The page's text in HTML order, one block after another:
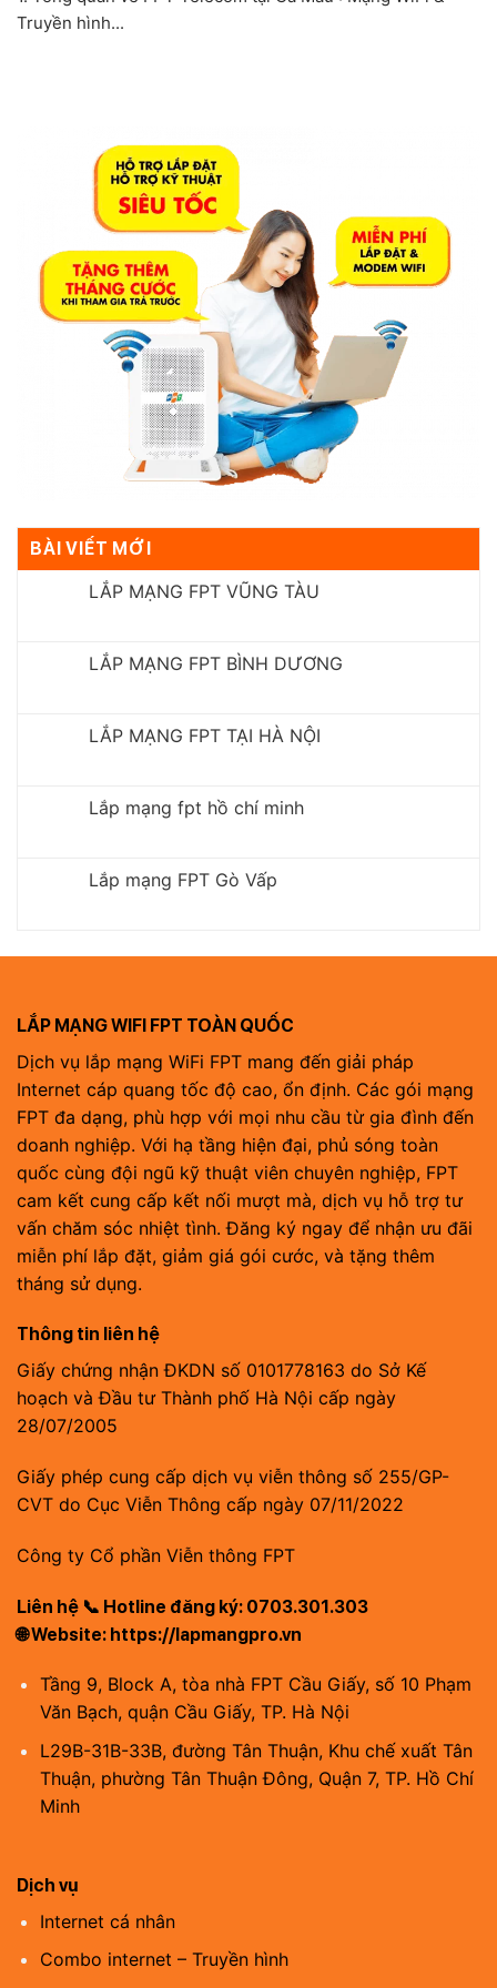
Truyền hình...
BÀI VIẾT MỚI
LẮP MẠNG FPT VŨNG TÀU
LẮP MẠNG FPT BÌNH DƯƠNG
LẮP MẠNG FPT TẠI HÀ NỘI
Lắp mạng fpt hồ chí minh
Lắp mạng FPT Gò Vấp
LẮP MẠNG WIFI FPT TOÀN QUỐC
Dịch vụ lắp mạng WiFi FPT mang đến giải pháp
Internet cáp quang tốc độ cao, ổn định. Các gói mạng
FPT đa dạng, phù hợp với mọi nhu cầu từ gia đình đến
doanh nghiệp. Với hạ tầng hiện đại, phủ sóng toàn
quốc cùng đội ngũ kỹ thuật viên chuyên nghiệp, FPT
cam kết cung cấp kết nối mượt mà, dịch vụ hỗ trợ tư
vấn chăm sóc nhiệt tình. Đăng ký ngay để nhận ưu đãi
miễn phí lắp đặt, giảm giá gói cước, và tặng thêm
tháng sử dụng.
Thông tin liên hệ
Giấy chứng nhận ĐKDN số 0101778163 do Sở Kế
hoạch và Đầu tư Thành phố Hà Nội cấp ngày
28/07/2005
Giấy phép cung cấp dịch vụ viễn thông số 255/GP-
CVT do Cục Viễn Thông cấp ngày 07/11/2022
Công ty Cổ phần Viễn thông FPT
Liên hệ 📞 Hotline đăng ký: 0703.301.303
🌐 Website: https://lapmangpro.vn
Tầng 9, Block A, tòa nhà FPT Cầu Giấy, số 10 Phạm
Văn Bạch, quận Cầu Giấy, TP. Hà Nội
L29B-31B-33B, đường Tân Thuận, Khu chế xuất Tân
Thuận, phường Tân Thuận Đông, Quận 7, TP. Hồ Chí
Minh
Dịch vụ
Internet cá nhân
Combo internet – Truyền hình